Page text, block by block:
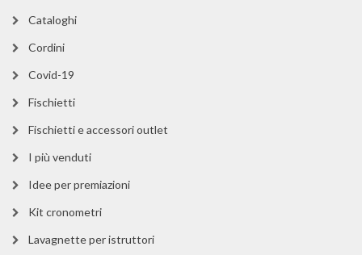
Cataloghi
Cordini
Covid-19
Fischietti
Fischietti e accessori outlet
I più venduti
Idee per premiazioni
Kit cronometri
Lavagnette per istruttori